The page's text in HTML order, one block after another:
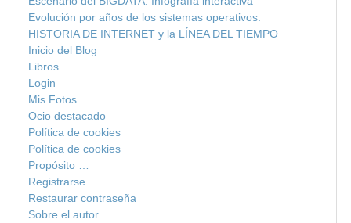
Evolución por años de los sistemas operativos.
HISTORIA DE INTERNET y la LÍNEA DEL TIEMPO
Inicio del Blog
Libros
Login
Mis Fotos
Ocio destacado
Política de cookies
Política de cookies
Propósito …
Registrarse
Restaurar contraseña
Sobre el autor